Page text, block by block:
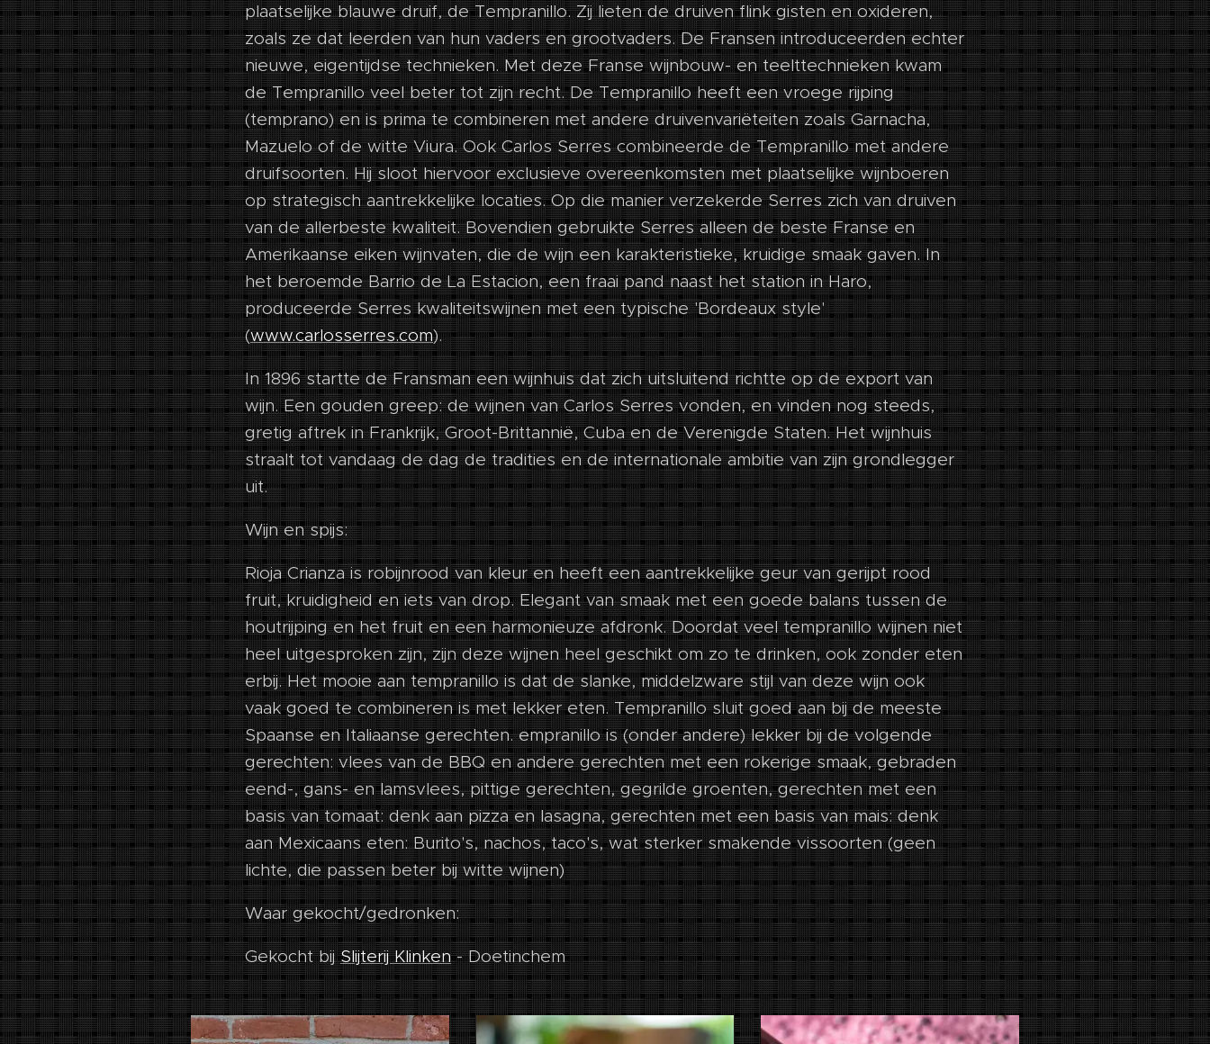
plaatselijke blauwe druif, de Tempranillo. Zij lieten de druiven flink gisten en oxideren,
zoals ze dat leerden van hun vaders en grootvaders. De Fransen introduceerden echter
nieuwe, eigentijdse technieken. Met deze Franse wijnbouw- en teelttechnieken kwam
de Tempranillo veel beter tot zijn recht. De Tempranillo heeft een vroege rijping
(temprano) en is prima te combineren met andere druivenvariëteiten zoals Garnacha,
Mazuelo of de witte Viura. Ook Carlos Serres combineerde de Tempranillo met andere
druifsoorten. Hij sloot hiervoor exclusieve overeenkomsten met plaatselijke wijnboeren
op strategisch aantrekkelijke locaties. Op die manier verzekerde Serres zich van druiven
van de allerbeste kwaliteit. Bovendien gebruikte Serres alleen de beste Franse en
Amerikaanse eiken wijnvaten, die de wijn een karakteristieke, kruidige smaak gaven. In
het beroemde Barrio de La Estacion, een fraai pand naast het station in Haro,
produceerde Serres kwaliteitswijnen met een typische 'Bordeaux style'
(www.carlosserres.com).
In 1896 startte de Fransman een wijnhuis dat zich uitsluitend richtte op de export van
wijn. Een gouden greep: de wijnen van Carlos Serres vonden, en vinden nog steeds,
gretig aftrek in Frankrijk, Groot-Brittannië, Cuba en de Verenigde Staten. Het wijnhuis
straalt tot vandaag de dag de tradities en de internationale ambitie van zijn grondlegger
uit.
Wijn en spijs:
Rioja Crianza is robijnrood van kleur en heeft een aantrekkelijke geur van gerijpt rood
fruit, kruidigheid en iets van drop. Elegant van smaak met een goede balans tussen de
houtrijping en het fruit en een harmonieuze afdronk. Doordat veel tempranillo wijnen niet
heel uitgesproken zijn, zijn deze wijnen heel geschikt om zo te drinken, ook zonder eten
erbij. Het mooie aan tempranillo is dat de slanke, middelzware stijl van deze wijn ook
vaak goed te combineren is met lekker eten. Tempranillo sluit goed aan bij de meeste
Spaanse en Italiaanse gerechten. empranillo is (onder andere) lekker bij de volgende
gerechten: vlees van de BBQ en andere gerechten met een rokerige smaak, gebraden
eend-, gans- en lamsvlees, pittige gerechten, gegrilde groenten, gerechten met een
basis van tomaat: denk aan pizza en lasagna, gerechten met een basis van mais: denk
aan Mexicaans eten: Burito's, nachos, taco's, wat sterker smakende vissoorten (geen
lichte, die passen beter bij witte wijnen)
Waar gekocht/gedronken:
Gekocht bijSlijterij Klinken- Doetinchem